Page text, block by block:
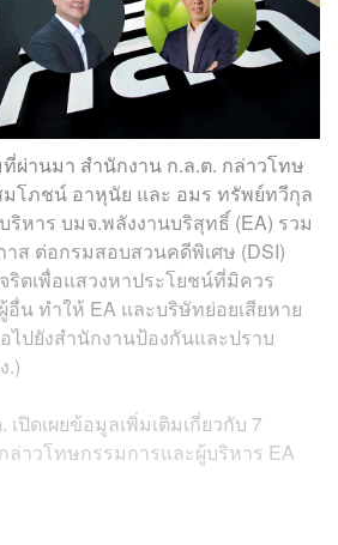
ผ่านมา สำนักงาน ก.ล.ต. กล่าวโทษ
โภชน์ อาหุนัย และ อมร ทรัพย์ทวีกุล
ริหาร บมจ.พลังงานบริสุทธิ์ (EA) รวม
าส ต่อกรมสอบสวนคดีพิเศษ (DSI)
ตเพื่อแสวงหาประโยชน์ที่มิควร
อื่น ทำให้ EA และบริษัทย่อยเสียหาย
ไปยังสำนักงานป้องกันและปราบ
.)
ปิดเผยข้อมูลเพิ่มเติมเกี่ยวกับ 7
าวโทษกรรมการและผู้บริหาร EA